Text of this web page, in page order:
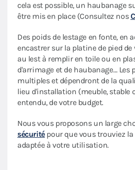
cela est possible, un haubanage
être mis en place (Consultez nos
Des poids de lestage en fonte, en
encastrer sur la platine de pied
au lest à remplir en toile ou en
d'arrimage et de haubanage… Les
multiples et dépendront de la
lieu d'installation (meuble, stable
entendu, de votre budget.
Nous vous proposons un large
sécuritépour que vous trouviez
adaptée à votre utilisation.